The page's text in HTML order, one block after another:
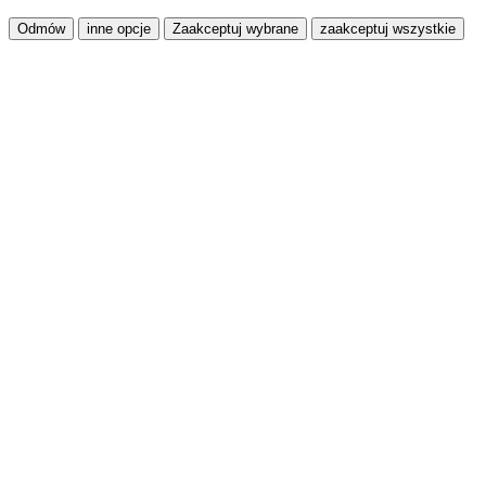
Odmów inne opcje Zaakceptuj wybrane zaakceptuj wszystkie